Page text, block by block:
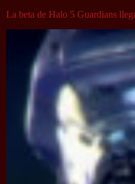
La beta de Halo 5 Guardians